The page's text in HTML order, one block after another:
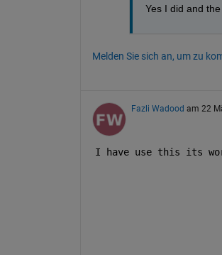
Yes I did and
Melden Sie sich an, um zu
Fazli Wadood am 22
I have use this its